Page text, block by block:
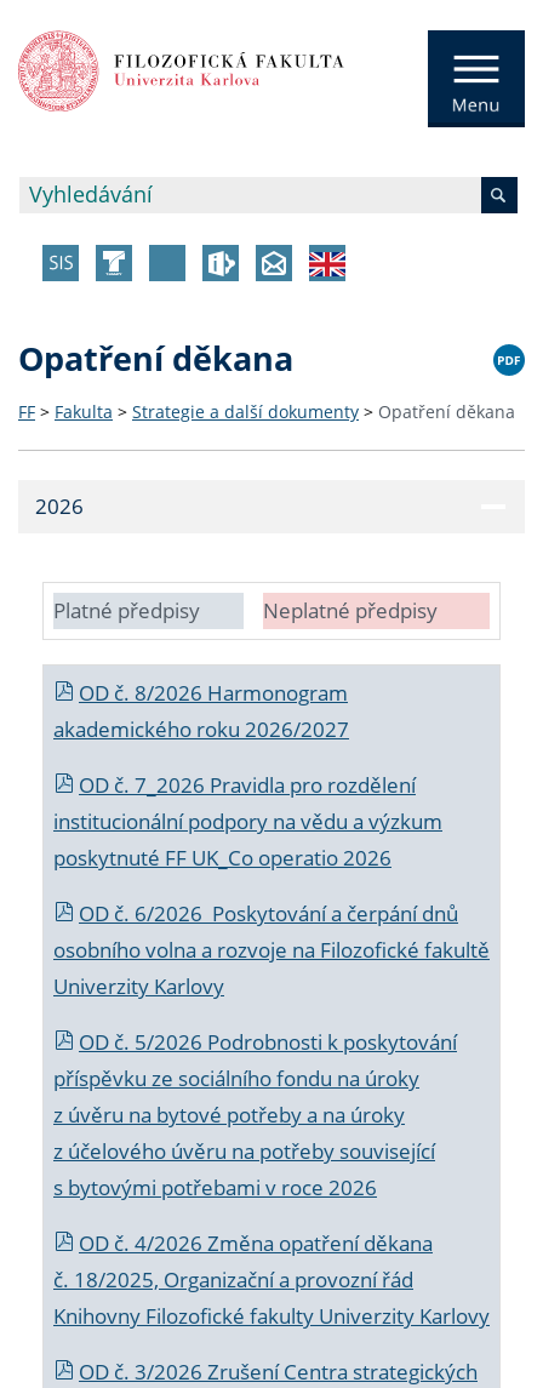
Opatření děkana
FF > Fakulta > Strategie a další dokumenty > Opatření děkana
2026
Platné předpisy Neplatné předpisy
OD č. 8/2026 Harmonogram
akademického roku 2026/2027
OD č. 7_2026 Pravidla pro rozdělení
institucionální podpory na vědu a výzkum
poskytnuté FF UK_Co operatio 2026
OD č. 6/2026 Poskytování a čerpání dnů
osobního volna a rozvoje na Filozofické fakultě
Univerzity Karlovy
OD č. 5/2026 Podrobnosti k poskytování
příspěvku ze sociálního fondu na úroky
z úvěru na bytové potřeby a na úroky
z účelového úvěru na potřeby související
s bytovými potřebami v roce 2026
OD č. 4/2026 Změna opatření děkana
č. 18/2025, Organizační a provozní řád
Knihovny Filozofické fakulty Univerzity Karlovy
OD č. 3/2026 Zrušení Centra strategických